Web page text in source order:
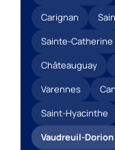
Carignan
Sainte-Catherine
Châteauguay
Varennes
Saint-Hyacinthe
Vaudreuil-Dorion